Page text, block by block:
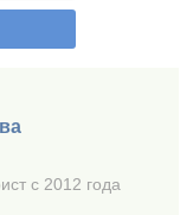
с 2012 года